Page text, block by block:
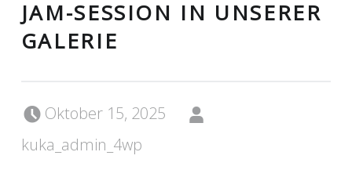
JAM-SESSION IN UNSERER
GALERIE
Oktober 15, 2025
kuka_admin_4wp